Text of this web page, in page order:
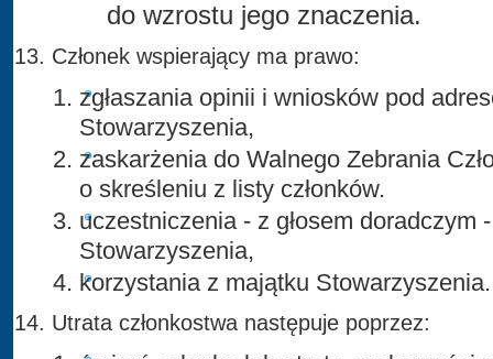
do wzrostu jego znaczenia.
Członek wspierający ma prawo:
zgłaszania opinii i wniosków pod
Stowarzyszenia,
zaskarżenia do Walnego Zebrania
o skreśleniu z listy członków.
uczestniczenia - z głosem doradczym
Stowarzyszenia,
korzystania z majątku Stowarzyszenia.
Utrata członkostwa następuje poprzez: